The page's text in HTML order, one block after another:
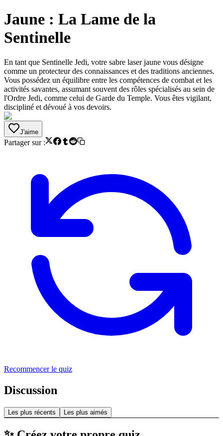
Jaune : La Lame de la
Sentinelle
En tant que Sentinelle Jedi, votre sabre laser jaune vous désigne
comme un protecteur des connaissances et des traditions anciennes.
Vous possédez un équilibre entre les compétences de combat et les
activités savantes, assumant souvent des rôles spécialisés au sein de
l'Ordre Jedi, comme celui de Garde du Temple. Vous êtes vigilant,
discipliné et dévoué à vos devoirs.
J'aime
Partager sur :
Recommencer le quiz
Discussion
Les plus récents Les plus aimés